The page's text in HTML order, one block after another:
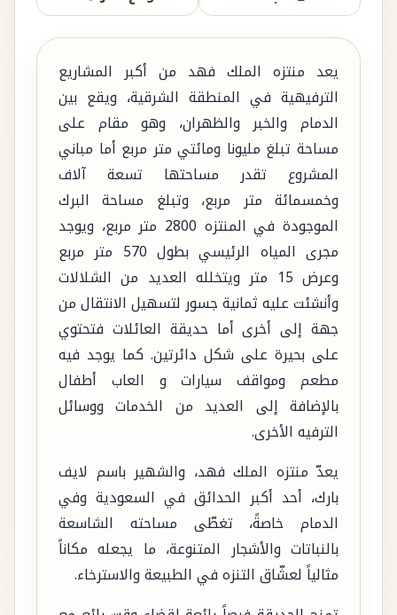
يعد منتزه الملك فهد من أكبر المشاريع
الترفيهية في المنطقة الشرقية، ويقع بين
الدمام والخبر والظهران، وهو مقام على
مساحة تبلغ مليونا ومائتي متر مربع أما مباني
المشروع تقدر مساحتها تسعة آلاف
وخمسمائة متر مربع، وتبلغ مساحة البرك
الموجودة في المنتزه 2800 متر مربع، ويوجد
مجرى المياه الرئيسي بطول 570 متر مربع
وعرض 15 متر ويتخلله العديد من الشلالات
وأنشئت عليه ثمانية جسور لتسهيل الانتقال من
جهة إلى أخرى أما حديقة العائلات فتحتوي
على بحيرة على شكل دائرتين. كما يوجد فيه
مطعم ومواقف سيارات و العاب أطفال
بالإضافة إلى العديد من الخدمات ووسائل
الترفيه الأخرى.
يعدّ منتزه الملك فهد، والشهير باسم لايف
بارك، أحد أكبر الحدائق في السعودية وفي
الدمام خاصةً، تغطّى مساحته الشاسعة
بالنباتات والأشجار المتنوعة، ما يجعله مكاناً
مثالياً لعشّاق التنزه في الطبيعة والاسترخاء.